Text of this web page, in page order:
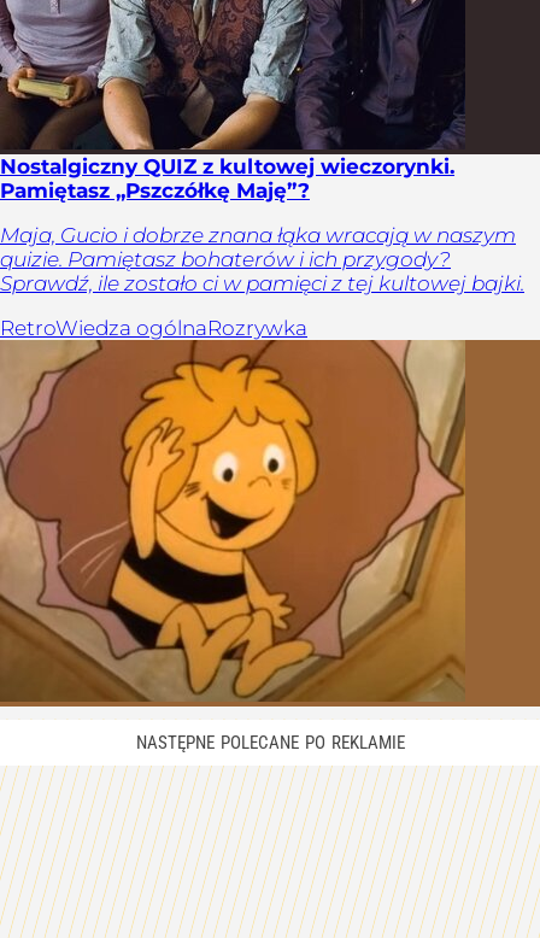
Nostalgiczny QUIZ z kultowej wieczorynki.
Pamiętasz „Pszczółkę Maję”?
Maja, Gucio i dobrze znana łąka wracają w naszym
quizie. Pamiętasz bohaterów i ich przygody?
Sprawdź, ile zostało ci w pamięci z tej kultowej bajki.
RetroWiedza ogólnaRozrywka